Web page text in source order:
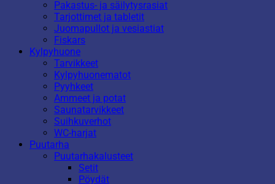
Pakastus- ja säilytysrasiat
Tarjottimet ja tabletit
Juomapullot ja vesiastiat
Fiskars
Kylpyhuone
Tarvikkeet
Kylpyhuonematot
Pyyhkeet
Ammeet ja potat
Saunatarvikkeet
Suihkuverhot
WC-harjat
Puutarha
Puutarhakalusteet
Setit
Pöydät